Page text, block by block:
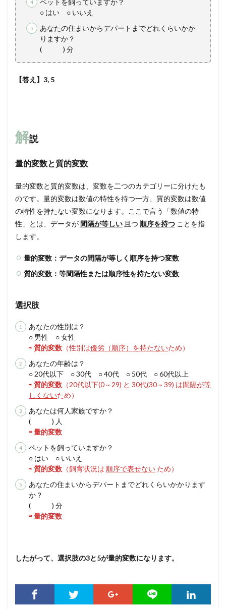
ペットを飼っていますか？
○ はい ○ いいえ
あなたの住まいからデパートまでどれくらいかか
りますか？
( ) 分
【答え】3, 5
解説
量的変数と質的変数
量的変数と質的変数は、変数を二つのカテゴリーに分けたも
のです。量的変数は数値の特性を持つ一方、質的変数は数値
の特性を持たない変数になります。ここで言う「数値の特
性」とは、データが 間隔が等しい 且つ 順序を持つ ことを指
します。
量的変数：データの間隔が等しく順序を持つ変数
質的変数：等間隔性または順序性を持たない変数
選択肢
あなたの性別は？
○ 男性 ○ 女性
⇨質的変数 （性別は優劣（順序）を持たないため）
あなたの年齢は？
○ 20代以下 ○ 30代 ○ 40代 ○ 50代 ○ 60代以上
⇨質的変数 （20代以下(0 ~ 29) と 30代(30 ~ 39) は間隔が等
しくないため）
あなたは何人家族ですか？
( ) 人
⇨ 量的変数
ペットを飼っていますか？
○ はい ○ いいえ
⇨質的変数 （飼育状況は 順序で表せない ため）
あなたの住まいからデパートまでどれくらいかかります
か？
( ) 分
⇨ 量的変数
したがって、選択肢の3と5が量的変数になります。